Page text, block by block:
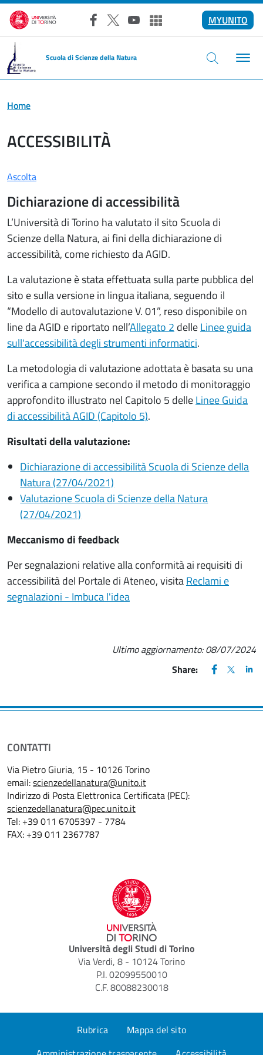
Salta al contenuto principale
Facebook
X YouTubeAltri social
MYUNITO
Scuola di Scienze della Natura
Home
ACCESSIBILITÀ
Ascolta
Dichiarazione di accessibilità
L’Università di Torino ha valutato il sito Scuola di
Scienze della Natura, ai fini della dichiarazione di
accessibilità, come richiesto da AGID.
La valutazione è stata effettuata sulla parte pubblica del
sito e sulla versione in lingua italiana, seguendo il
“Modello di autovalutazione V. 01”, reso disponibile on
line da AGID e riportato nell’Allegato 2 delleLinee guida
sull'accessibilità degli strumenti informatici.
La metodologia di valutazione adottata è basata su una
verifica a campione secondo il metodo di monitoraggio
approfondito illustrato nel Capitolo 5 delleLinee Guida
di accessibilità AGID (Capitolo 5).
Risultati della valutazione:
Dichiarazione di accessibilitàScuola di Scienze della
Natura (27/04/2021)
Valutazione Scuola di Scienze della Natura
(27/04/2021)
Meccanismo di feedback
Per segnalazioni relative alla conformità ai requisiti di
accessibilità del Portale di Ateneo, visitaReclami e
segnalazioni - Imbuca l'idea
Ultimo aggiornamento:08/07/2024
Share:
FACEBOOK
(apre una
X
(apre
CONTATTI
Via Pietro Giuria, 15 - 10126 Torino
email:scienzedellanatura@unito.it
Indirizzo di Posta Elettronica Certificata (PEC):
scienzedellanatura@pec.unito.it
Tel: +39 011 6705397 - 7784
FAX: +39 011 2367787
Università degli Studi di Torino
Via Verdi, 8 - 10124 Torino
P.I. 02099550010
C.F. 80088230018
Rubrica
Mappa del sito